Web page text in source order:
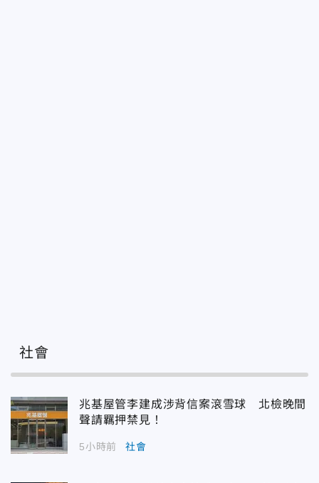
社會
兆基屋管李建成涉背信案滾雪球 北檢晚間
聲請羈押禁見！
5小時前 社會